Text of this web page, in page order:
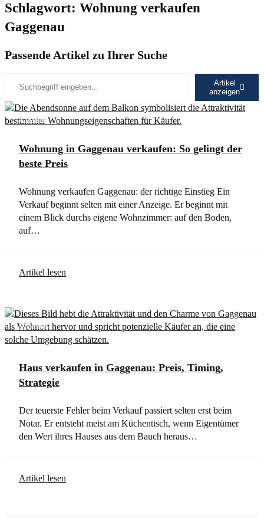
Schlagwort: Wohnung verkaufen
Gaggenau
Passende Artikel zu Ihrer Suche
Artikel
anzeigen
Allgemein
Wohnung in Gaggenau verkaufen: So gelingt der
beste Preis
Wohnung verkaufen Gaggenau: der richtige Einstieg Ein
Verkauf beginnt selten mit einer Anzeige. Er beginnt mit
einem Blick durchs eigene Wohnzimmer: auf den Boden,
auf…
Artikel lesen
Allgemein
Haus verkaufen in Gaggenau: Preis, Timing,
Strategie
Der teuerste Fehler beim Verkauf passiert selten erst beim
Notar. Er entsteht meist am Küchentisch, wenn Eigentümer
den Wert ihres Hauses aus dem Bauch heraus…
Artikel lesen